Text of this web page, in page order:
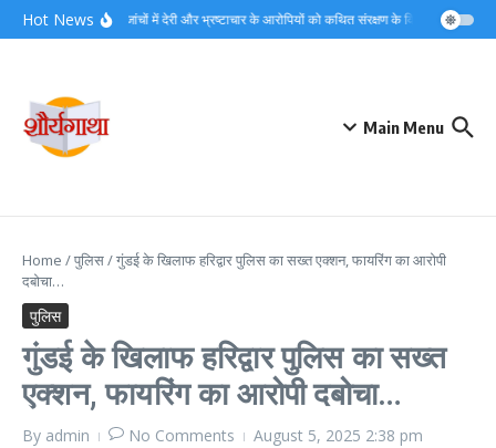
Skip to content
Hot Newsविजिलेंस जांचों में देरी और भ्रष्टाचार के आरोपियों को कथित संरक्षण के विरोध में सुराज सेवा
Main Menu
Home /पुलिस/गुंडई के खिलाफ हरिद्वार पुलिस का सख्त एक्शन, फायरिंग का आरोपी
दबोचा…
पुलिस
गुंडई के खिलाफ हरिद्वार पुलिस का सख्त
एक्शन, फायरिंग का आरोपी दबोचा…
By admin No Comments August 5, 2025 2:38 pm